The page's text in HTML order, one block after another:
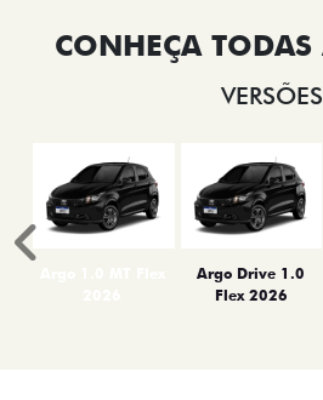
VERSÕES
Argo Drive 1.0
Flex 2026
Anterior